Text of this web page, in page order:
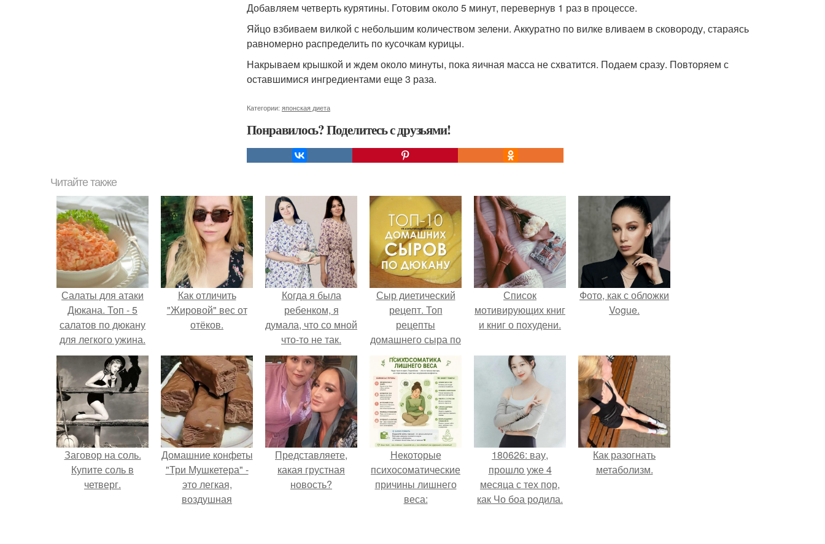
Добавляем четверть курятины. Готовим около 5 минут, перевернув 1 раз в процессе.
Яйцо взбиваем вилкой с небольшим количеством зелени. Аккуратно по вилке вливаем в сковороду, стараясь
равномерно распределить по кусочкам курицы.
Накрываем крышкой и ждем около минуты, пока яичная масса не схватится. Подаем сразу. Повторяем с
оставшимися ингредиентами еще 3 раза.
Категории: японская диета
Понравилось? Поделитесь с друзьями!
Читайте также
Салаты для атаки
Дюкана. Топ - 5
салатов по дюкану
для легкого ужина.
Как отличить
"Жировой" вес от
отёков.
Когда я была
ребенком, я
думала, что со мной
что-то не так.
Сыр диетический
рецепт. Топ
рецепты
домашнего сыра по
дюкану.
Список
мотивирующих книг
и книг о похудени.
Фото, как с обложки
Vogue.
Заговор на соль.
Купите соль в
четверг.
Домашние конфеты
"Три Мушкетера" -
это легкая,
воздушная
Представляете,
какая грустная
новость?
Некоторые
психосоматические
причины лишнего
веса:
180626: вау,
прошло уже 4
месяца с тех пор,
как Чо боа родила.
Как разогнать
метаболизм.